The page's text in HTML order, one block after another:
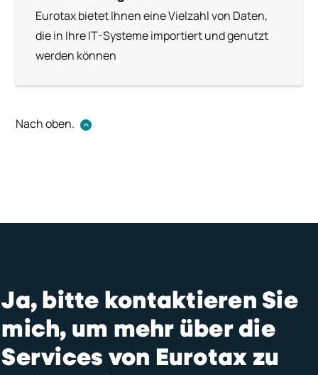
Eurotax bietet Ihnen eine Vielzahl von Daten,
die in Ihre IT-Systeme importiert und genutzt
werden können
Nach oben.
Ja, bitte kontaktieren Sie
mich, um mehr über die
Services von Eurotax zu